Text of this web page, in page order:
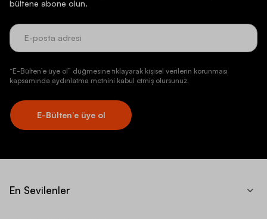
bültene abone olun.
“E-Bülten’e üye ol” düğmesine tıklayarak kişisel verilerin korunması
kapsamında aydınlatma metnini kabul etmiş olursunuz.
E-Bülten’e üye ol
En Sevilenler